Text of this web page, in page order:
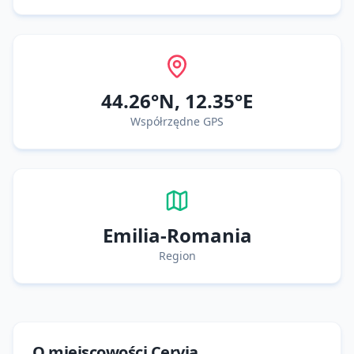
44.26°N, 12.35°E
Współrzędne GPS
Emilia-Romania
Region